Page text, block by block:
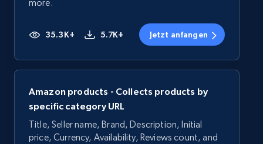
more.
35.3K+ 5.7K+ Jetzt anfangen
Amazon products - Collects products by
specific category URL
Title, Seller name, Brand, Description, Initial
price, Currency, Availability, Reviews count, and